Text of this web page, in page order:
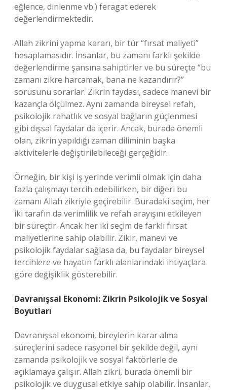
eğlence, dinlenme vb.) feragat ederek
değerlendirmektedir.
Allah zikrini yapma kararı, bir tür “fırsat maliyeti”
hesaplamasıdır. İnsanlar, bu zamanı farklı şekilde
değerlendirme şansına sahiptirler ve bu süreçte “bu
zamanı zikre harcamak, bana ne kazandırır?”
sorusunu sorarlar. Zikrin faydası, sadece manevi bir
kazançla ölçülmez. Aynı zamanda bireysel refah,
psikolojik rahatlık ve sosyal bağların güçlenmesi
gibi dışsal faydalar da içerir. Ancak, burada önemli
olan, zikrin yapıldığı zaman diliminin başka
aktivitelerle değiştirilebileceği gerçeğidir.
Örneğin, bir kişi iş yerinde verimli olmak için daha
fazla çalışmayı tercih edebilirken, bir diğeri bu
zamanı Allah zikriyle geçirebilir. Buradaki seçim, her
iki tarafın da verimlilik ve refah arayışını etkileyen
bir süreçtir. Ancak her iki seçim de farklı fırsat
maliyetlerine sahip olabilir. Zikir, manevi ve
psikolojik faydalar sağlasa da, bu faydalar bireysel
tercihlere ve hayatın farklı alanlarındaki ihtiyaçlara
göre değişiklik gösterebilir.
Davranışsal Ekonomi: Zikrin Psikolojik ve Sosyal
Boyutları
Davranışsal ekonomi, bireylerin karar alma
süreçlerini sadece rasyonel bir şekilde değil, aynı
zamanda psikolojik ve sosyal faktörlerle de
açıklamaya çalışır. Allah zikri, burada önemli bir
psikolojik ve duygusal etkiye sahip olabilir. İnsanlar,